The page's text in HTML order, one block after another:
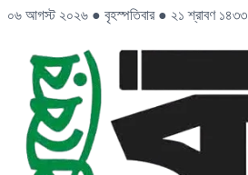
০৬ আগস্ট ২০২৬ ● বৃহস্পতিবার ● ২১ শ্রাবণ ১৪৩৩